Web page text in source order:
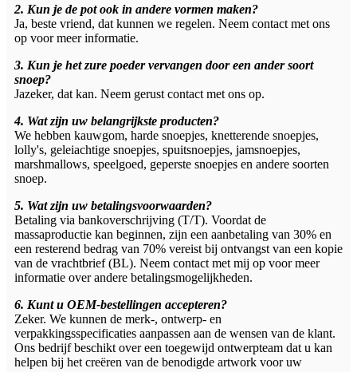
2. Kun je de pot ook in andere vormen maken?
Ja, beste vriend, dat kunnen we regelen. Neem contact met ons
op voor meer informatie.
3. Kun je het zure poeder vervangen door een ander soort
snoep?
Jazeker, dat kan. Neem gerust contact met ons op.
4. Wat zijn uw belangrijkste producten?
We hebben kauwgom, harde snoepjes, knetterende snoepjes,
lolly's, geleiachtige snoepjes, spuitsnoepjes, jamsnoepjes,
marshmallows, speelgoed, geperste snoepjes en andere soorten
snoep.
5. Wat zijn uw betalingsvoorwaarden?
Betaling via bankoverschrijving (T/T). Voordat de
massaproductie kan beginnen, zijn een aanbetaling van 30% en
een resterend bedrag van 70% vereist bij ontvangst van een kopie
van de vrachtbrief (BL). Neem contact met mij op voor meer
informatie over andere betalingsmogelijkheden.
6. Kunt u OEM-bestellingen accepteren?
Zeker. We kunnen de merk-, ontwerp- en
verpakkingsspecificaties aanpassen aan de wensen van de klant.
Ons bedrijf beschikt over een toegewijd ontwerpteam dat u kan
helpen bij het creëren van de benodigde artwork voor uw